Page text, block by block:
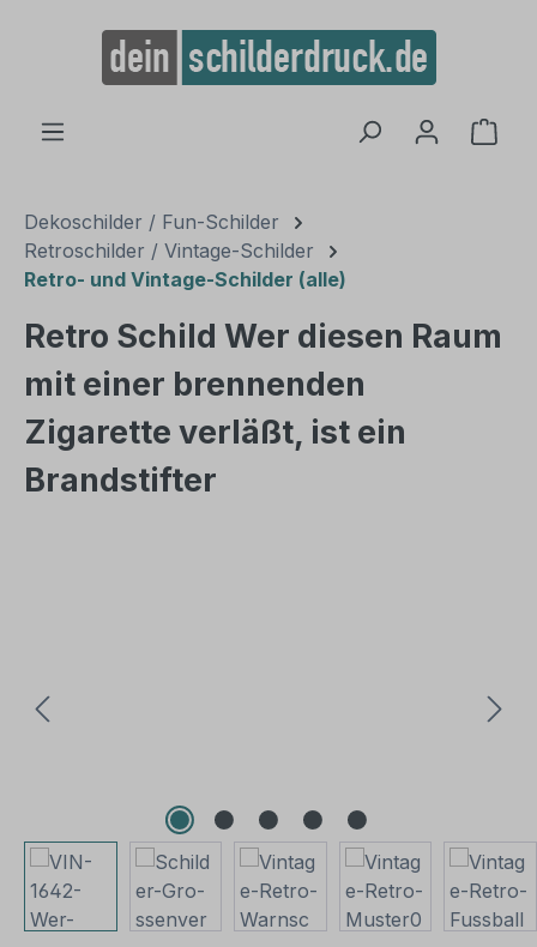
springen
Dekoschilder / Fun-Schilder
Retroschilder / Vintage-Schilder
Retro- und Vintage-Schilder (alle)
Retro Schild Wer diesen Raum
mit einer brennenden
Zigarette verläßt, ist ein
Brandstifter